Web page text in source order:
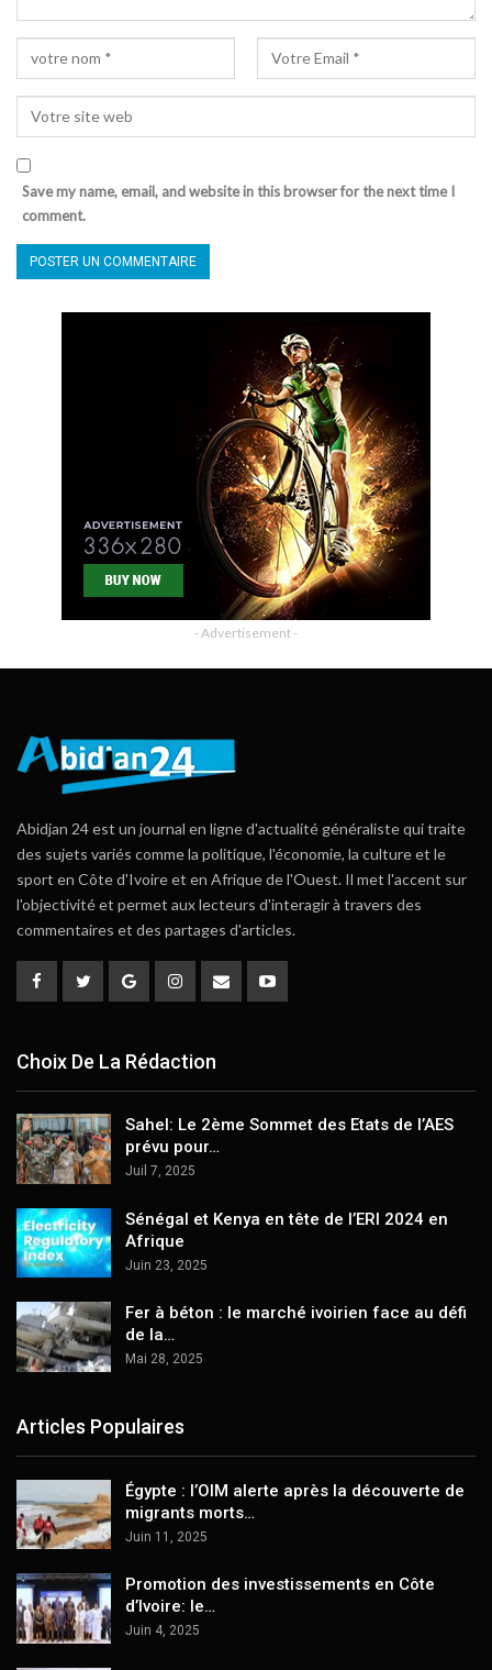
Save my name, email, and website in this browser for the next time I
comment.
- Advertisement -
Abidjan 24 est un journal en ligne d'actualité généraliste qui traite
des sujets variés comme la politique, l'économie, la culture et le
sport en Côte d'Ivoire et en Afrique de l'Ouest. Il met l'accent sur
l'objectivité et permet aux lecteurs d'interagir à travers des
commentaires et des partages d'articles.
Choix De La Rédaction
Sahel: Le 2ème Sommet des Etats de l’AES
prévu pour…
Juil 7, 2025
Sénégal et Kenya en tête de l’ERI 2024 en
Afrique
Juin 23, 2025
Fer à béton : le marché ivoirien face au défi
de la…
Mai 28, 2025
Articles Populaires
Égypte : l’OIM alerte après la découverte de
migrants morts…
Juin 11, 2025
Promotion des investissements en Côte
d’Ivoire: le…
Juin 4, 2025